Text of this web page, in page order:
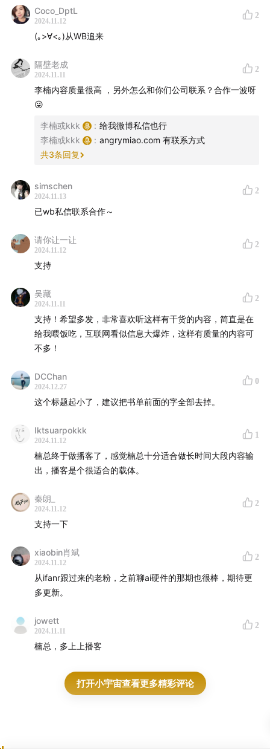
理的纲领性论文
2018 中本聪之书（书），去中心化的根本思潮
2016 hugging face（工具），ai 的开源社区，再次提升
小团队产能
2022 midjourney（公司），超级个体/超级少数群体独立
的代表
2023 ChatGPT3.5（工具），人工智能的 iPhone 时刻
2023MS AI For Beginners（书）
，最友好的人工智能入
门教程
2024
工智能必备知识
作，更强大的能力
Coco_DptL
2024.11.12
2
(｡>∀<｡)从WB追来
隔壁老成
2024.11.11
2
李楠内容质量很高 ，另外怎么和你们公司联系？合作一波呀
😜
李楠或kkk : 给我微博私信也行
李楠或kkk
: angrymiao.com 有联系方式
共3条回复
simschen
2024.11.13
2
已wb私信联系合作～
请你让一让
2024.11.12
2
支持
吴藏
2024.11.11
2
支持！希望多发，非常喜欢听这样有干货的内容，简直是在
给我喂饭吃，互联网看似信息大爆炸，这样有质量的内容可
不多！
DCChan
2024.12.27
0
这个标题起小了，建议把书单前面的字全部去掉。
Iktsuarpokkk
2024.11.12
1
楠总终于做播客了，感觉楠总十分适合做长时间大段内容输
出，播客是个很适合的载体。
秦朗_
2024.11.12
2
支持一下
xiaobin肖斌
2024.11.12
2
从ifanr跟过来的老粉，之前聊ai硬件的那期也很棒，期待更
多更新。
jowett
2024.11.11
2
楠总，多上上播客
打开小宇宙查看更多精彩评论